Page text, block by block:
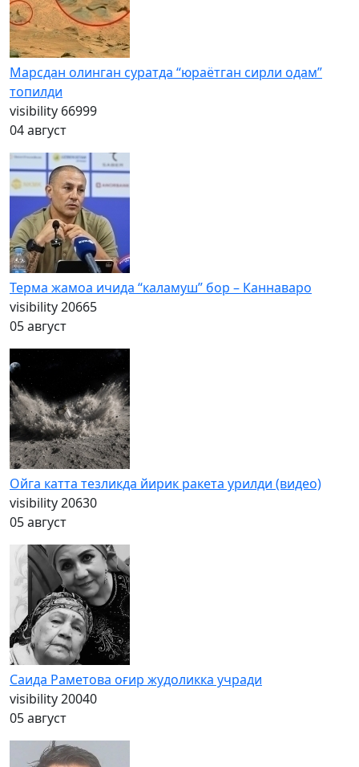
Марсдан олинган суратда “юраётган сирли одам”
топилди
visibility 66999
04 август
Терма жамоа ичида “каламуш” бор – Каннаваро
visibility20665
05 август
Ойга катта тезликда йирик ракета урилди (видео)
visibility20630
05 август
Саида Раметова оғир жудоликка учради
visibility20040
05 август